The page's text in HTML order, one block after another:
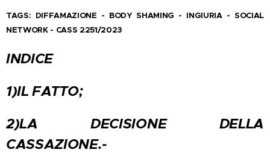
TAGS: DIFFAMAZIONE - BODY SHAMING - INGIURIA - SOCIAL
NETWORK - CASS 2251/2023
INDICE
1)IL FATTO;
2)LA DECISIONE DELLA
CASSAZIONE.-